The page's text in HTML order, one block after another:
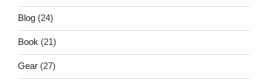
Blog (24)
Book (21)
Gear (27)